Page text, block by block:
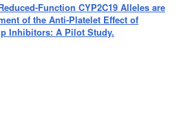
Function CYP2C19 Alleles are
of the Anti-Platelet Effect of
Inhibitors: A Pilot Study.